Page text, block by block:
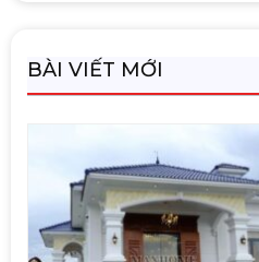
BÀI VIẾT MỚI